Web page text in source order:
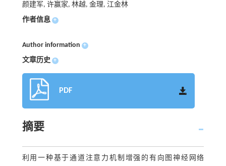
颜建军, 许赢家, 林越, 金理, 江金林
作者信息 +
Author information +
文章历史 +
PDF
摘要
利用一种基于通道注意力机制增强的有向图神经网络